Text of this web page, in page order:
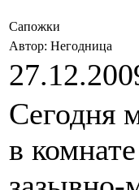
Сапожки
Автор: Негодница
Сегодня
в